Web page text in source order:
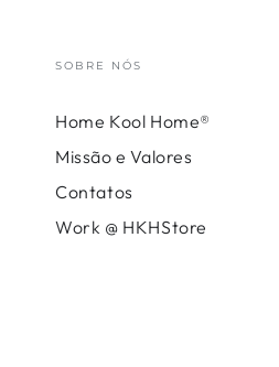
SOBRE NÓS
Home Kool Home®
Missão e Valores
Contatos
Work @ HKHStore